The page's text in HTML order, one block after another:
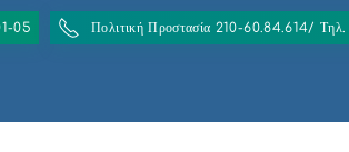
05 Πολιτική Προστασία 210-60.84.614/